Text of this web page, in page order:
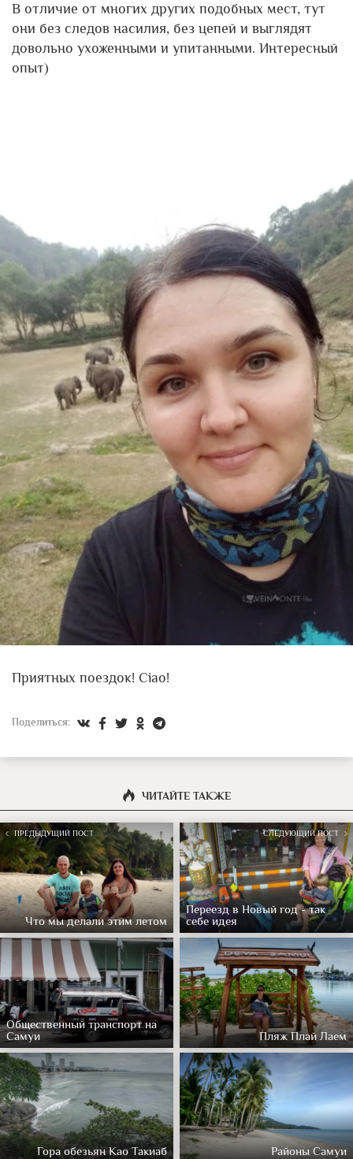
В отличие от многих других подобных мест, тут
они без следов насилия, без цепей и выглядят
довольно ухоженными и упитанными. Интересный
опыт)
Приятных поездок! Ciao!
Поделиться:
ЧИТАЙТЕ ТАКЖЕ
ПРЕДЫДУЩИЙ ПОСТ
Что мы делали этим летом
СЛЕДУЮЩИЙ ПОСТ
Переезд в Новый год - так
себе идея
Общественный транспорт на
Самуи
Пляж Плай Лаем
Гора обезьян Као Такиаб Районы Самуи